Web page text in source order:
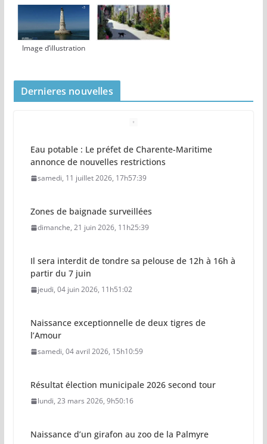
Image d’illustration
Dernieres nouvelles
Eau potable : Le préfet de Charente-Maritime
annonce de nouvelles restrictions
samedi, 11 juillet 2026, 17h57:39
Zones de baignade surveillées
dimanche, 21 juin 2026, 11h25:39
Il sera interdit de tondre sa pelouse de 12h à 16h à
partir du 7 juin
jeudi, 04 juin 2026, 11h51:02
Naissance exceptionnelle de deux tigres de
l’Amour
samedi, 04 avril 2026, 15h10:59
Résultat élection municipale 2026 second tour
lundi, 23 mars 2026, 9h50:16
Naissance d’un girafon au zoo de la Palmyre